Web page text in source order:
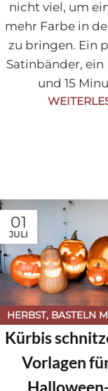
nicht viel, um
mehr Farbe in
zu bringen. Ein
Satinbänder,
und 15
01
JULI
HERBST, BASTELN
DIY IDEEN,
Kürbis
Vorlagen